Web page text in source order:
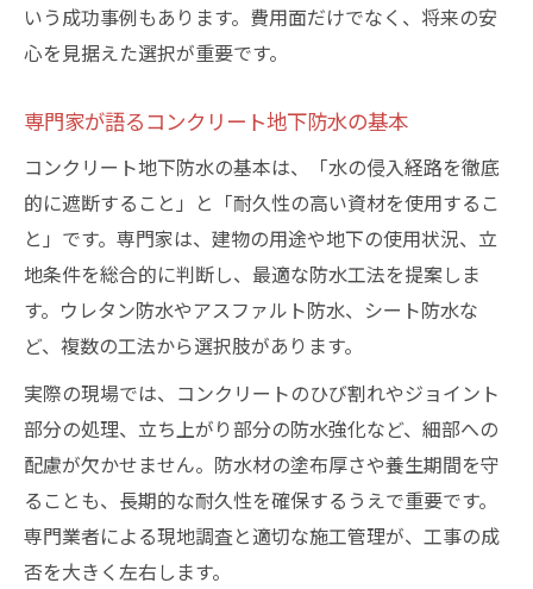
いう成功事例もあります。費用面だけでなく、将来の安
心を見据えた選択が重要です。
専門家が語るコンクリート地下防水の基本
コンクリート地下防水の基本は、「水の侵入経路を徹底
的に遮断すること」と「耐久性の高い資材を使用するこ
と」です。専門家は、建物の用途や地下の使用状況、立
地条件を総合的に判断し、最適な防水工法を提案しま
す。ウレタン防水やアスファルト防水、シート防水な
ど、複数の工法から選択肢があります。
実際の現場では、コンクリートのひび割れやジョイント
部分の処理、立ち上がり部分の防水強化など、細部への
配慮が欠かせません。防水材の塗布厚さや養生期間を守
ることも、長期的な耐久性を確保するうえで重要です。
専門業者による現地調査と適切な施工管理が、工事の成
否を大きく左右します。